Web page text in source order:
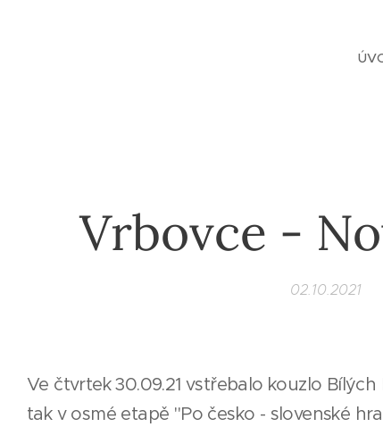
Vrbovce -
02.10.2021
Ve čtvrtek 30.09.21 vstřebalo kouzlo
tak v osmé etapě "Po česko - slovenské